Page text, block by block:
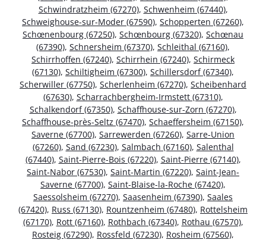
Schwindratzheim (67270), Schwenheim (67440),
Schweighouse-sur-Moder (67590), Schopperten (67260),
Schœnenbourg (67250), Schœnbourg (67320), Schœnau
(67390), Schnersheim (67370), Schleithal (67160),
Schirrhoffen (67240), Schirrhein (67240), Schirmeck
(67130), Schiltigheim (67300), Schillersdorf (67340),
Scherwiller (67750), Scherlenheim (67270), Scheibenhard
(67630), Scharrachbergheim-Irmstett (67310),
Schalkendorf (67350), Schaffhouse-sur-Zorn (67270),
Schaffhouse-près-Seltz (67470), Schaeffersheim (67150),
Saverne (67700), Sarrewerden (67260), Sarre-Union
(67260), Sand (67230), Salmbach (67160), Salenthal
(67440), Saint-Pierre-Bois (67220), Saint-Pierre (67140),
Saint-Nabor (67530), Saint-Martin (67220), Saint-Jean-
Saverne (67700), Saint-Blaise-la-Roche (67420),
Saessolsheim (67270), Saasenheim (67390), Saales
(67420), Russ (67130), Rountzenheim (67480), Rottelsheim
(67170), Rott (67160), Rothbach (67340), Rothau (67570),
Rosteig (67290), Rossfeld (67230), Rosheim (67560),